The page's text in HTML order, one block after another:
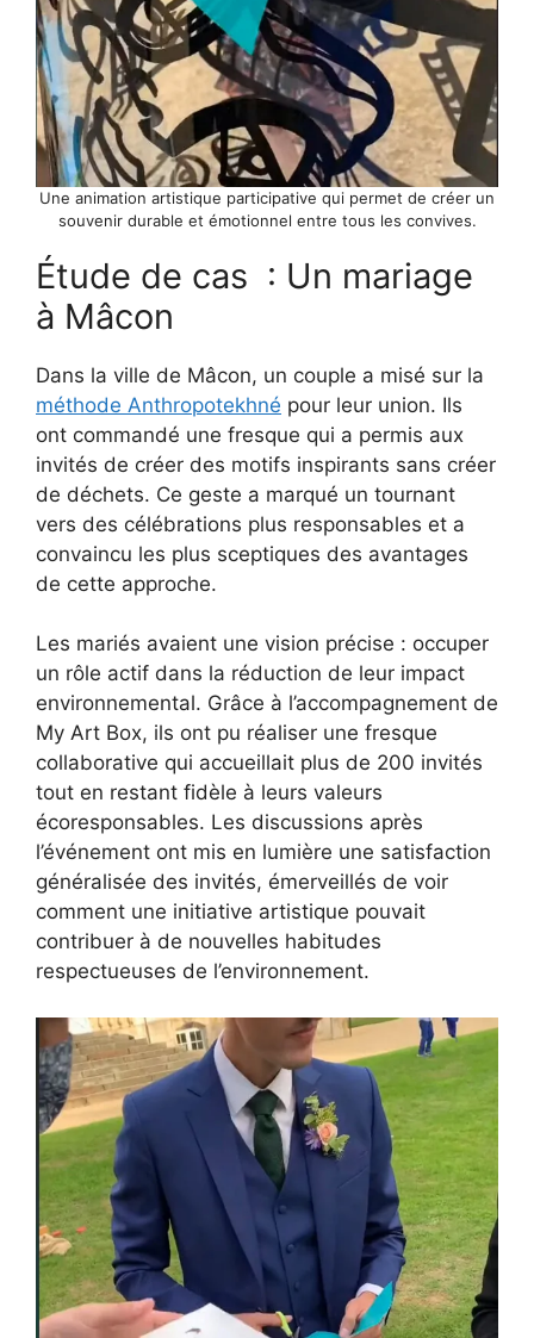
Une animation artistique participative qui permet de créer un
souvenir durable et émotionnel entre tous les convives.
Étude de cas : Un mariage
à Mâcon
Dans la ville de Mâcon, un couple a misé sur la
méthode Anthropotekhné pour leur union. Ils
ont commandé une fresque qui a permis aux
invités de créer des motifs inspirants sans créer
de déchets. Ce geste a marqué un tournant
vers des célébrations plus responsables et a
convaincu les plus sceptiques des avantages
de cette approche.
Les mariés avaient une vision précise : occuper
un rôle actif dans la réduction de leur impact
environnemental. Grâce à l’accompagnement de
My Art Box, ils ont pu réaliser une fresque
collaborative qui accueillait plus de 200 invités
tout en restant fidèle à leurs valeurs
écoresponsables. Les discussions après
l’événement ont mis en lumière une satisfaction
généralisée des invités, émerveillés de voir
comment une initiative artistique pouvait
contribuer à de nouvelles habitudes
respectueuses de l’environnement.